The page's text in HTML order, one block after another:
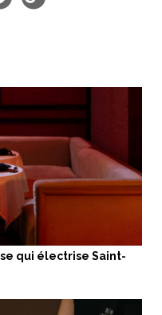
qui électrise Saint-